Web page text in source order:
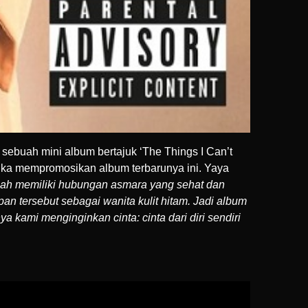
mini album bertajuk ‘The Things I Can’t
mempromosikan album terbarunya ini. Yaya
memiliki hubungan asmara yang sehat dan
tersebut sebagai wanita kulit hitam. Jadi album
kami menginginkan cinta: cinta dari diri sendiri